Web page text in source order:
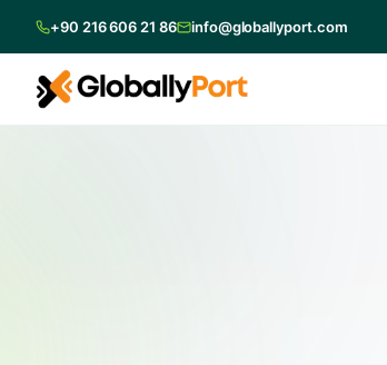
+90 216 606 21 86 info@globallyport.com